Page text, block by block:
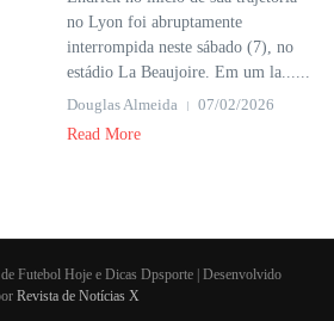
no Lyon foi abruptamente
interrompida neste sábado (7), no
estádio La Beaujoire. Em um la......
Douglas Almeida
07/02/2026
Read More
Futebol Hoje e Dicas Dpsporte | Desenvolvido
Revista de Notícias X